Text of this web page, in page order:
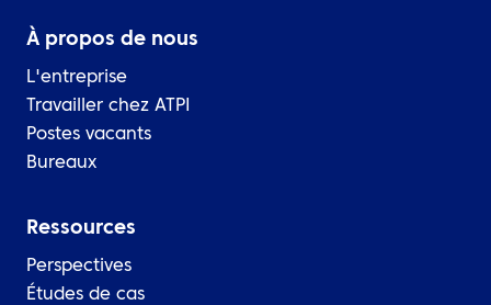
À propos de nous
L'entreprise
Travailler chez ATPI
Postes vacants
Bureaux
Ressources
Perspectives
Études de cas